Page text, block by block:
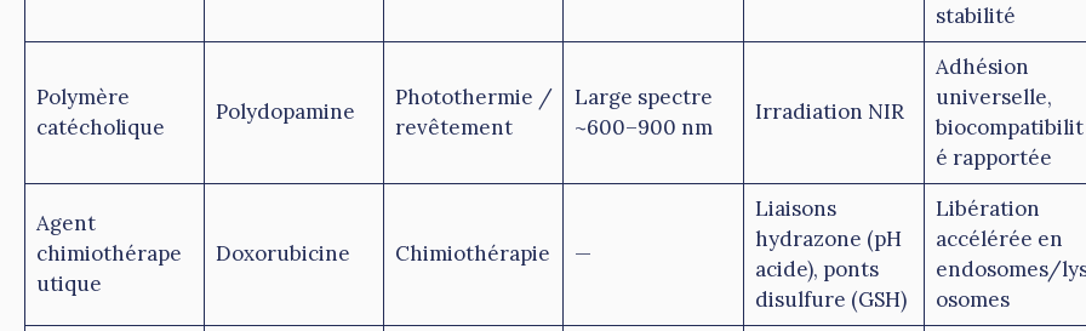
stabilité
Polymère
catécholique
Polydopamine
Photothermie /
revêtement
Large spectre
~600–900 nm
Irradiation NIR
Adhésion
universelle,
biocompatibilit
é rapportée
Agent
chimiothérape
utique
Doxorubicine Chimiothérapie —
Liaisons
hydrazone (pH
acide), ponts
disulfure (GSH)
Libération
accélérée en
endosomes/
osomes